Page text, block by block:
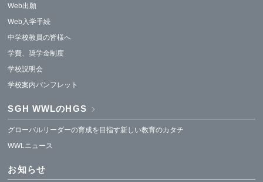
Web出願
Web入学手続
中学校教員の皆様へ
学費、奨学金制度
学校説明会
学校案内パンフレット
SGH WWLのHGS
グローバルリーダーの育成を目指す新しい教育のカタチ
WWLニュース
お知らせ